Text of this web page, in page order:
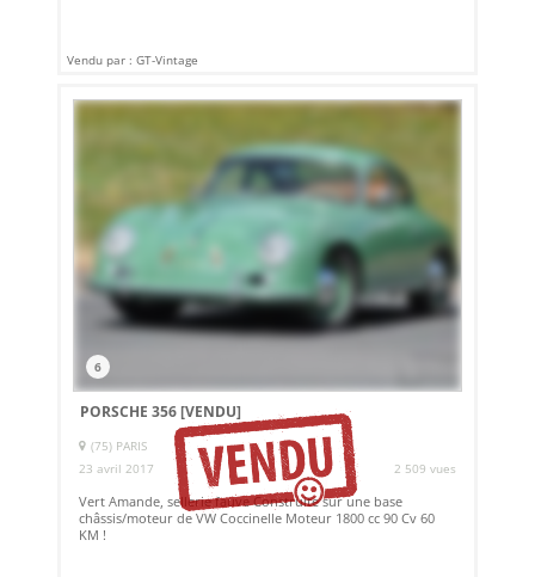
Vendu par : GT-Vintage
6
PORSCHE 356[VENDU]
(75) PARIS
23 avril 2017
2 509 vues
Vert Amande, sellerie fauve Construite sur une base
châssis/moteur de VW Coccinelle Moteur 1800 cc 90 Cv 60
KM !